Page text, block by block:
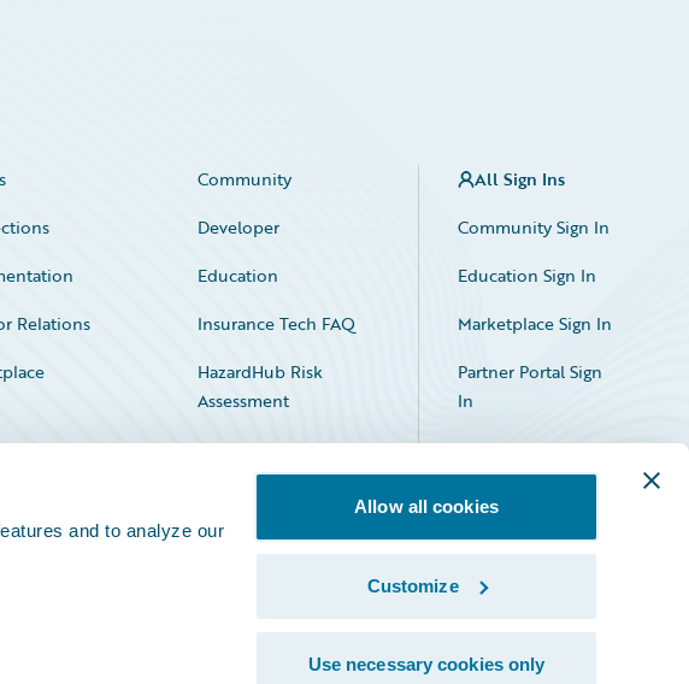
and to analyze our
Allow all cookies
Customize
Use necessary cookies only
Community
Developer
Education
Relations
Insurance Tech FAQ
HazardHub Risk
Assessment
Status
All Sign Ins
Community Sign In
Education Sign In
Marketplace Sign In
Partner Portal Sign
In
Facebook
X LinkedIn